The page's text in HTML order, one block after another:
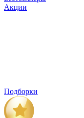
Акции
Подборки